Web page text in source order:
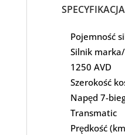
SPECYFIKACJA
Pojemność
Silnik
1250 AVD
Szerokość
Napęd 7-
Transmatic
Prędkość